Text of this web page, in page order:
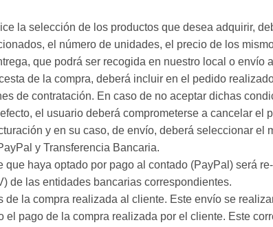
la selección de los productos que desea adquirir,
el número de unidades, el precio de los
que podrá ser recogida en nuestro local o envío
de la compra, deberá incluir en el pedido
de contratación. En caso de no aceptar dichas
el usuario deberá comprometerse a cancelar el
y en su caso, de envío, deberá seleccionar el
y Transferencia Bancaria.
haya optado por pago al contado (PayPal) será
de las entidades bancarias correspondientes.
la compra realizada al cliente. Este envío se
pago de la compra realizada por el cliente. Este